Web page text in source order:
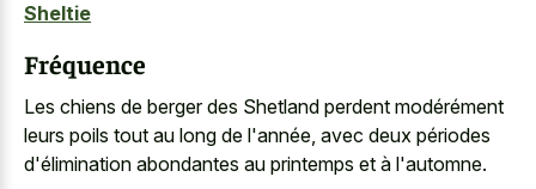
Sheltie
Fréquence
Les chiens de berger des Shetland perdent modérément
leurs poils tout au long de l'année, avec deux périodes
d'élimination abondantes au printemps et à l'automne.